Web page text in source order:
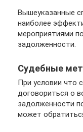
Вышеуказанные
наиболее
мероприятиями
задолженности.
Судебные
При условии что
договориться о
задолженности
может